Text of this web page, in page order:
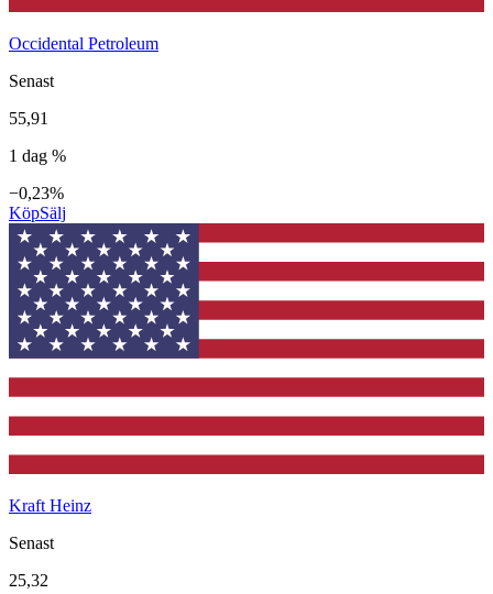
Occidental Petroleum
Senast
55,91
1 dag %
−0,23%
KöpSälj
Kraft Heinz
Senast
25,32